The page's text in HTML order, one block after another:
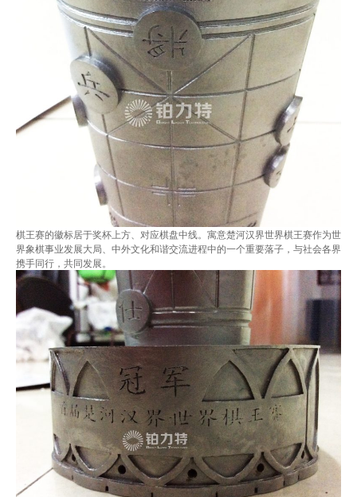
棋王赛的徽标居于奖杯上方、对应棋盘中线。 寓意楚河汉界世界棋王赛作为世
界象棋事业发展大局、中外文化和谐交流进程中的一个重要落子，与社会各界
携手同行，共同发展。